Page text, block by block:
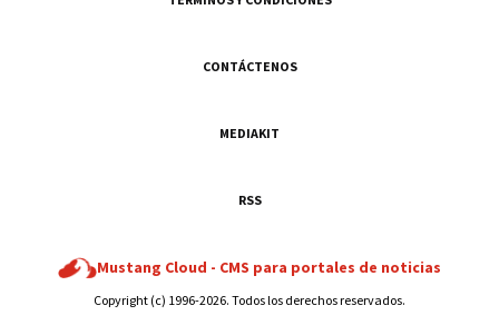
CONTÁCTENOS
MEDIAKIT
RSS
Mustang Cloud - CMS para portales de noticias
Copyright (c) 1996-2026. Todos los derechos reservados.